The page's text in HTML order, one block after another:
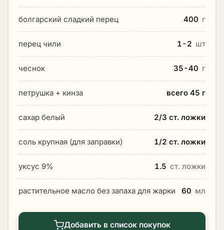
болгарский сладкий перец 400 г
перец чили 1-2 шт
чеснок 35-40 г
петрушка + кинза всего 45 г
сахар белый 2/3 ст. ложки
соль крупная (для заправки) 1/2 ст. ложки
уксус 9% 1.5 ст. ложки
растительное масло без запаха для жарки 60 мл
Добавить в список покупок